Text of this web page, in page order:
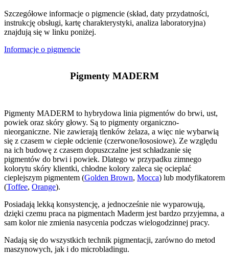
Szczegółowe informacje o pigmencie (skład, daty przydatności,
instrukcję obsługi, kartę charakterystyki, analiza laboratoryjna)
znajdują się w linku poniżej.
Informacje o pigmencie
Pigmenty MADERM
Pigmenty MADERM to hybrydowa linia pigmentów do brwi, ust,
powiek oraz skóry głowy. Są to pigmenty organiczno-
nieorganiczne. Nie zawierają tlenków żelaza, a więc nie wybarwią
się z czasem w ciepłe odcienie (czerwone/łososiowe). Ze względu
na ich budowę z czasem dopuszczalne jest schładzanie się
pigmentów do brwi i powiek. Dlatego w przypadku zimnego
kolorytu skóry klientki, chłodne kolory zaleca się ocieplać
cieplejszym pigmentem (Golden Brown, Mocca) lub modyfikatorem
(Toffee, Orange).
Posiadają lekką konsystencję, a jednocześnie nie wyparowują,
dzięki czemu praca na pigmentach Maderm jest bardzo przyjemna, a
sam kolor nie zmienia nasycenia podczas wielogodzinnej pracy.
Nadają się do wszystkich technik pigmentacji, zarówno do metod
maszynowych, jak i do microbladingu.